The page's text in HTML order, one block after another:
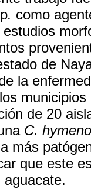
. como
de
la
de 20
C.
más
que este
aguacate.